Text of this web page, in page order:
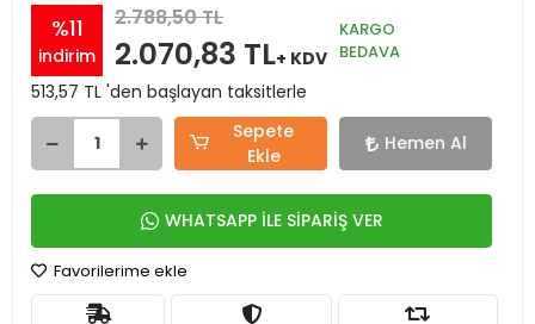
%11
indirim
2.788,50 TL
2.070,83 TL+ KDV
KARGO
BEDAVA
513,57 TL 'den başlayan taksitlerle
Sepete
Ekle
Hemen Al
WHATSAPP İLE SİPARİŞ VER
Favorilerime ekle